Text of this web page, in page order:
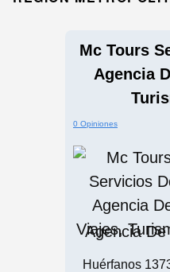
Mc Tours
Agencia
0 Opiniones
Agencia De
Huérfanos